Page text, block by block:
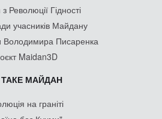
Революції Гідності
учасників Майдану
Писаренка
Maidan3D
МАЙДАН
на граніті